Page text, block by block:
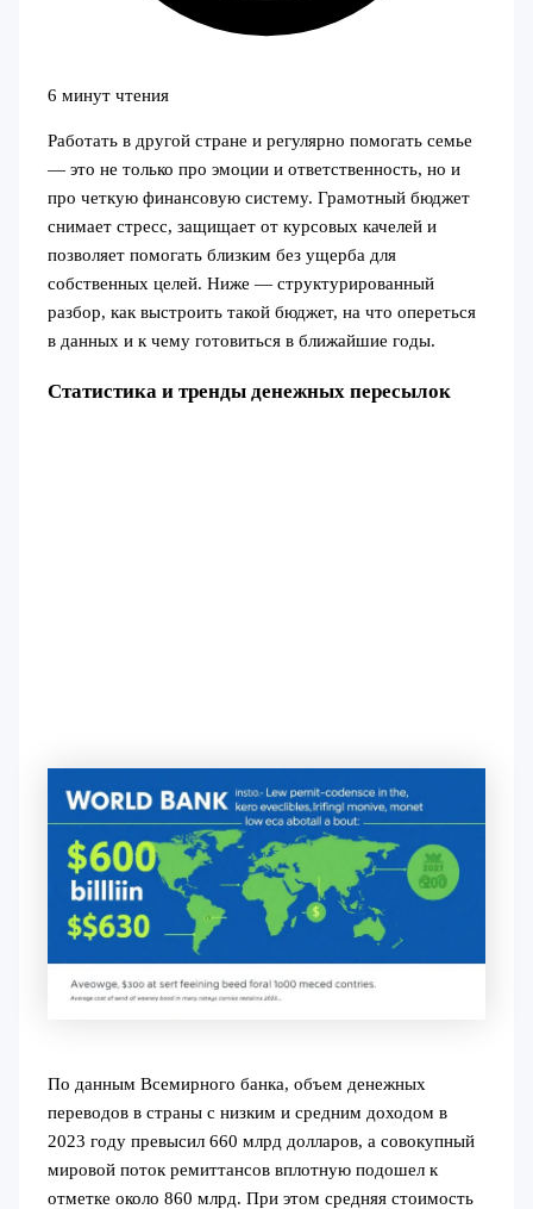
6 минут чтения
Работать в другой стране и регулярно помогать семье
— это не только про эмоции и ответственность, но и
про четкую финансовую систему. Грамотный бюджет
снимает стресс, защищает от курсовых качелей и
позволяет помогать близким без ущерба для
собственных целей. Ниже — структурированный
разбор, как выстроить такой бюджет, на что опереться
в данных и к чему готовиться в ближайшие годы.
Статистика и тренды денежных пересылок
По данным Всемирного банка, объем денежных
переводов в страны с низким и средним доходом в
2023 году превысил 660 млрд долларов, а совокупный
мировой поток ремиттансов вплотную подошел к
отметке около 860 млрд. При этом средняя стоимость